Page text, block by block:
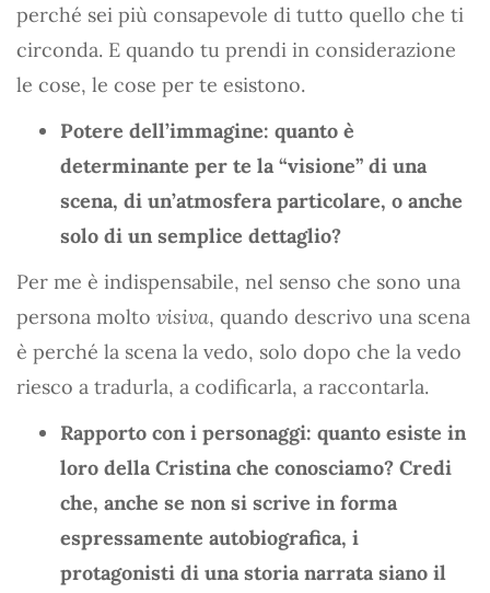
perché sei più consapevole di tutto quello che ti
circonda. E quando tu prendi in considerazione
le cose, le cose per te esistono.
Potere dell’immagine: quanto è
determinante per te la “visione” di una
scena, di un’atmosfera particolare, o anche
solo di un semplice dettaglio?
Per me è indispensabile, nel senso che sono una
persona molto visiva, quando descrivo una scena
è perché la scena la vedo, solo dopo che la vedo
riesco a tradurla, a codificarla, a raccontarla.
Rapporto con i personaggi: quanto esiste in
loro della Cristina che conosciamo? Credi
che, anche se non si scrive in forma
espressamente autobiografica, i
protagonisti di una storia narrata siano il